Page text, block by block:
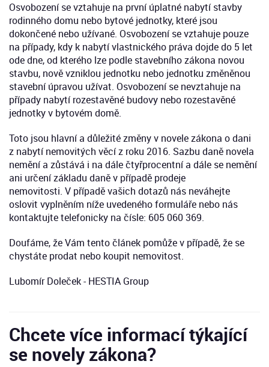
Osvobození se vztahuje na první úplatné nabytí stavby
rodinného domu nebo bytové jednotky, které jsou
dokončené nebo užívané. Osvobození se vztahuje pouze
na případy, kdy k nabytí vlastnického práva dojde do 5 let
ode dne, od kterého lze podle stavebního zákona novou
stavbu, nově vzniklou jednotku nebo jednotku změněnou
stavební úpravou užívat. Osvobození se nevztahuje na
případy nabytí rozestavěné budovy nebo rozestavěné
jednotky v bytovém domě.
Toto jsou hlavní a důležité změny v novele zákona o dani
z nabytí nemovitých věcí z roku 2016. Sazbu daně novela
nemění a zůstává i na dále čtyřprocentní a dále se nemění
ani určení základu daně v případě prodeje
nemovitosti. V případě vašich dotazů nás neváhejte
oslovit vyplněním níže uvedeného formuláře nebo nás
kontaktujte telefonicky na čísle: 605 060 369.
Doufáme, že Vám tento článek pomůže v případě, že se
chystáte prodat nebo koupit nemovitost.
Lubomír Doleček - HESTIA Group
Chcete více informací týkající
se novely zákona?